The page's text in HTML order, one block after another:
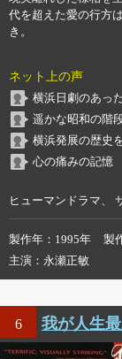
代を超えた愛の行方
き。
ネット上の声
横浜日劇のあっ
遥かな昭和の階
横浜発展の歴史を
心の痛みの記憶
ヒューマンドラマ、
製作年 1995年 製
主演
永瀬正敏
6 我が人生